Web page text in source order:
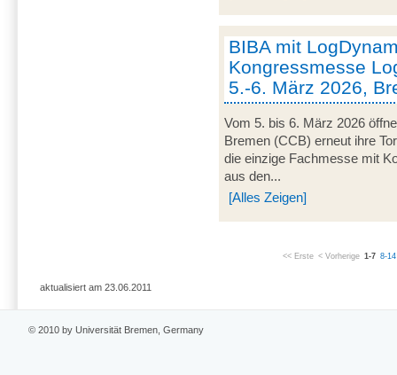
BIBA mit
Kongressmesse
5.-6. März 2026,
Vom 5. bis 6. März 2026
Bremen (CCB) erneut ihre
die einzige Fachmesse mit
aus den...
[Alles Zeigen]
<< Erste < Vorherige 1-7 8-14
aktualisiert am 23.06.2011
© 2010 by Universität Bremen, Germany